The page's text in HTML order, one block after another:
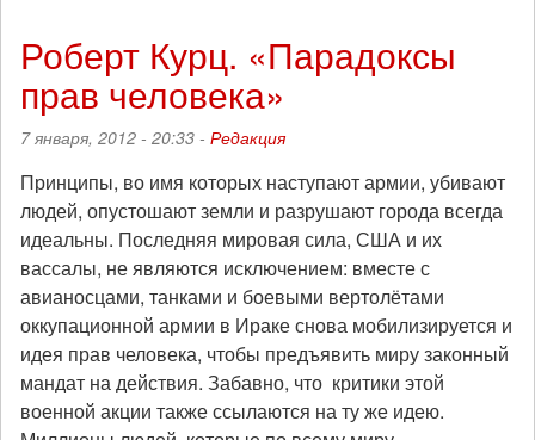
ветераном
анархистского
движения
Испании
Хосе
Луисом
Гарсиа
Руа
:«Люди
должны
выйти
на
улицы
без
всяких
Роберт Курц. «Парадоксы
прав человека»
7 января, 2012 - 20:33 - Редакция
Принципы, во имя которых наступают армии, убивают
людей, опустошают земли и разрушают города всегда
идеальны. Последняя мировая сила, США и их
вассалы, не являются исключением: вместе с
авианосцами, танками и боевыми вертолётами
оккупационной армии в Ираке снова мобилизируется и
идея прав человека, чтобы предъявить миру законный
мандат на действия. Забавно, что критики этой
военной акции также ссылаются на ту же идею.